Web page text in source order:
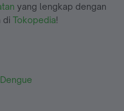
yang lengkap dengan
di Tokopedia!